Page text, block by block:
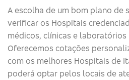
A escolha de um bom plano de
verificar os Hospitais
médicos, clínicas e
Oferecemos cotações
com os melhores Hospitais de
poderá optar pelos locais de